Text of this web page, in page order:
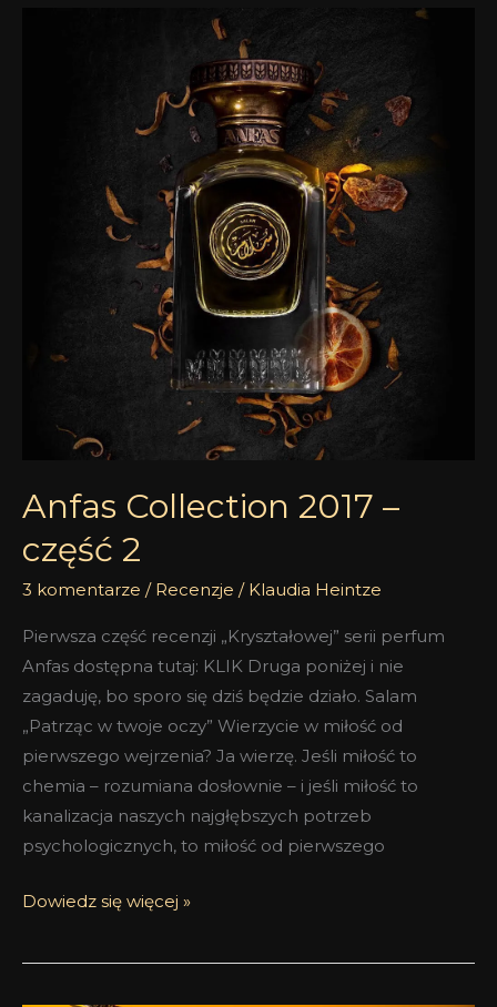
Anfas Collection 2017 –
część 2
3 komentarze / Recenzje / Klaudia Heintze
Pierwsza część recenzji „Kryształowej” serii perfum
Anfas dostępna tutaj: KLIK Druga poniżej i nie
zagaduję, bo sporo się dziś będzie działo. Salam
„Patrząc w twoje oczy” Wierzycie w miłość od
pierwszego wejrzenia? Ja wierzę. Jeśli miłość to
chemia – rozumiana dosłownie – i jeśli miłość to
kanalizacja naszych najgłębszych potrzeb
psychologicznych, to miłość od pierwszego
Dowiedz się więcej »